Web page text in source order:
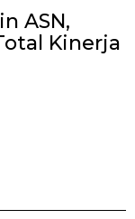
ASN,
Kinerja